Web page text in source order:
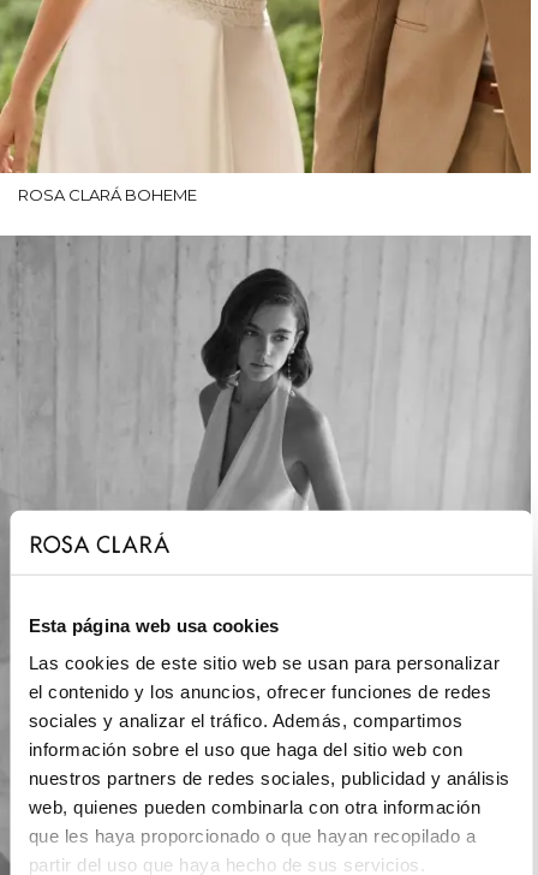
Esta página web usa cookies
Las cookies de este sitio web se usan para personalizar
el contenido y los anuncios, ofrecer funciones de redes
sociales y analizar el tráfico. Además, compartimos
información sobre el uso que haga del sitio web con
nuestros partners de redes sociales, publicidad y análisis
web, quienes pueden combinarla con otra información
que les haya proporcionado o que hayan recopilado a
partir del uso que haya hecho de sus servicios.
ROSA CLARÁ BOHEME